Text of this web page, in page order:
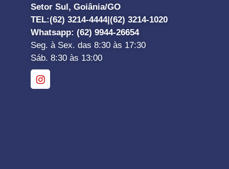
Setor Sul, Goiânia/GO
TEL:(62) 3214-4444| (62) 3214-1020
Whatsapp: (62) 9944-26654
Seg. à Sex. das 8:30 às 17:30
Sáb. 8:30 às 13:00